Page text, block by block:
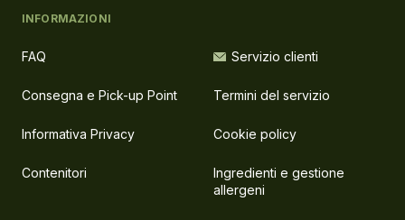
INFORMAZIONI
FAQ Servizio clienti
Consegna e Pick-up Point Termini del servizio
Informativa Privacy Cookie policy
Contenitori
Ingredienti e gestione
allergeni